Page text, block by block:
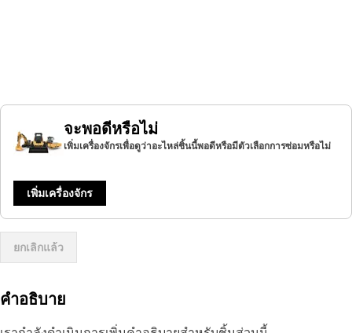
จะพอดีหรือไม่
เพิ่มเครื่องจักรเพื่อดูว่าอะไหล่ชิ้นนี้พอดีหรือมีตัวเลือกการซ่อมหรือไม่
เพิ่มเครื่องจักร
ยกเลิกแล้ว
คำอธิบาย